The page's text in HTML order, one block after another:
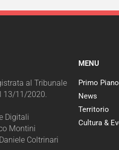
al Tribunale
13/11/2020.
Digitali
Montini
Coltrinari
MENU
Primo Piano
News
Territorio
Cultura &